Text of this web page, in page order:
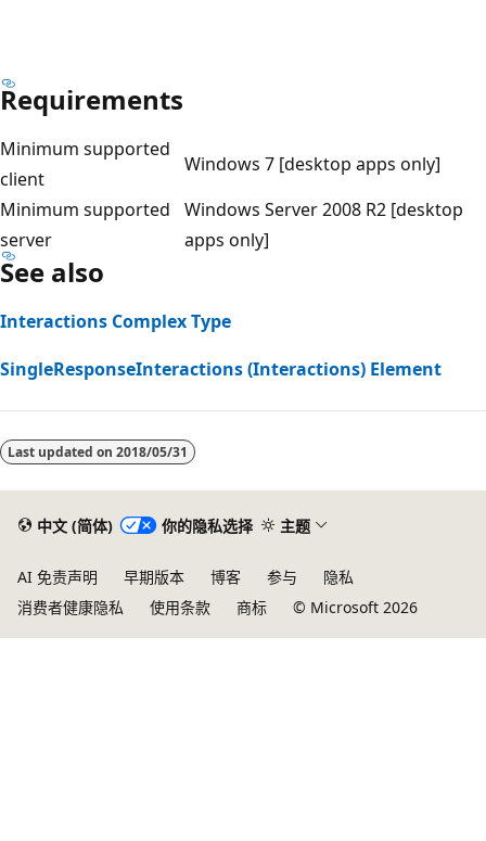
Requirements
Minimum supported
client
Windows 7 [desktop apps only]
Minimum supported
server
Windows Server 2008 R2 [desktop
apps only]
See also
Interactions Complex Type
SingleResponseInteractions (Interactions) Element
Last updated on 2018/05/31
中文 (简体) 你的隐私选择 主题
AI 免责声明 早期版本 博客 参与
隐私
消费者健康隐私
使用条款 商标 © Microsoft 2026